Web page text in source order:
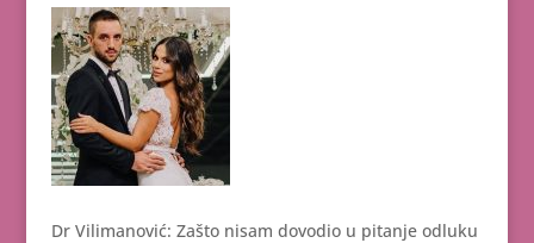
Dr Vilimanović: Zašto nisam dovodio u pitanje odluku